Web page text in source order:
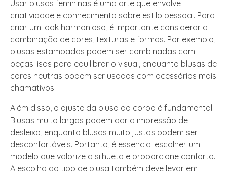
Usar blusas femininas é uma arte que envolve
criatividade e conhecimento sobre estilo pessoal. Para
criar um look harmonioso, é importante considerar a
combinação de cores, texturas e formas. Por exemplo,
blusas estampadas podem ser combinadas com
peças lisas para equilibrar o visual, enquanto blusas de
cores neutras podem ser usadas com acessórios mais
chamativos.
Além disso, o ajuste da blusa ao corpo é fundamental.
Blusas muito largas podem dar a impressão de
desleixo, enquanto blusas muito justas podem ser
desconfortáveis. Portanto, é essencial escolher um
modelo que valorize a silhueta e proporcione conforto.
A escolha do tipo de blusa também deve levar em